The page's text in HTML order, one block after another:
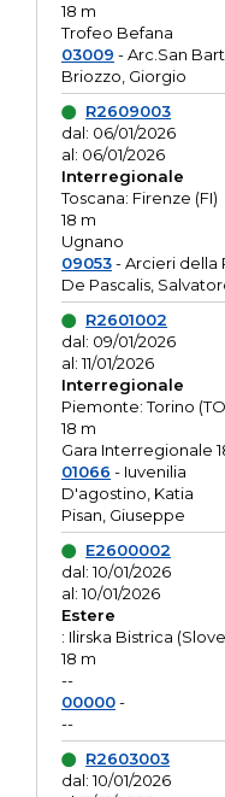
18 m
Trofeo Befana
03009 - Arc.San
Briozzo, Giorgio
R2609003
dal: 06/01/2026
al: 06/01/2026
Interregionale
Toscana: Firenze (FI)
18 m
Ugnano
09053- Arcieri della
De Pascalis,
R2601002
dal: 09/01/2026
al: 11/01/2026
Interregionale
Piemonte: Torino
18 m
Gara Interregionale
01066 - Iuvenilia
D'agostino, Katia
Pisan, Giuseppe
E2600002
dal: 10/01/2026
al: 10/01/2026
Estere
: Ilirska Bistrica
18 m
--
00000-
--
R2603003
dal: 10/01/2026